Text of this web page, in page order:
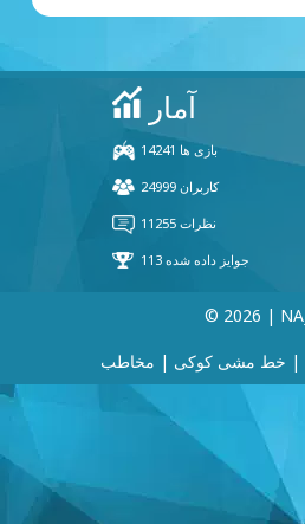
| خط مشی کوکی | مخاطب